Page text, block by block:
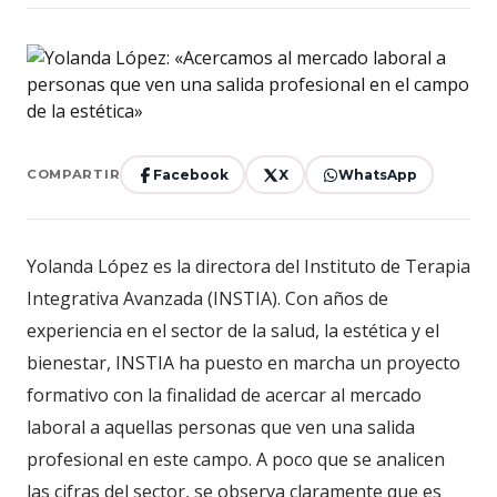
COMPARTIR Facebook X WhatsApp
Yolanda López es la directora del Instituto de Terapia
Integrativa Avanzada (INSTIA). Con años de
experiencia en el sector de la salud, la estética y el
bienestar, INSTIA ha puesto en marcha un proyecto
formativo con la finalidad de acercar al mercado
laboral a aquellas personas que ven una salida
profesional en este campo. A poco que se analicen
las cifras del sector, se observa claramente que es